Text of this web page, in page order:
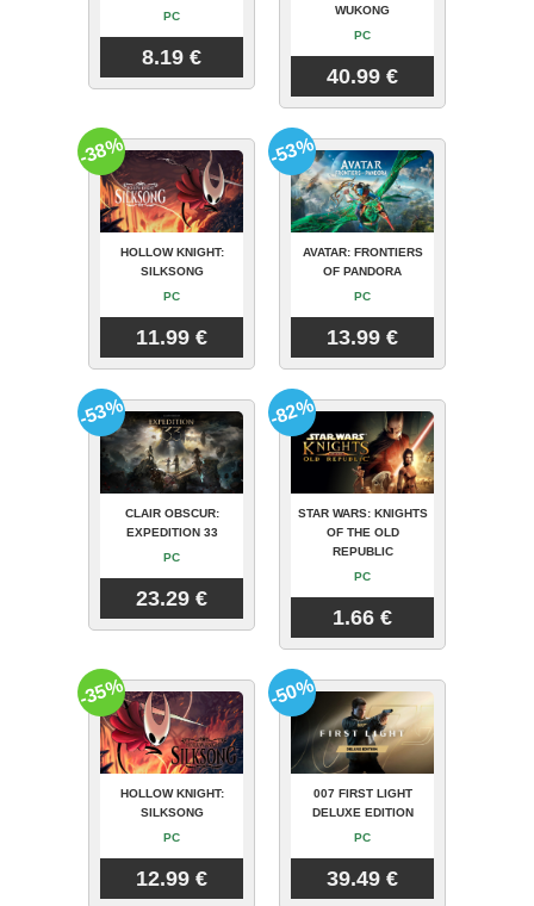
PC
8.19 €
WUKONG
PC
40.99 €
HOLLOW KNIGHT:
SILKSONG
PC
11.99 €
-38%
AVATAR: FRONTIERS
OF PANDORA
PC
13.99 €
-53%
CLAIR OBSCUR:
EXPEDITION 33
PC
23.29 €
-53%
STAR WARS: KNIGHTS
OF THE OLD
REPUBLIC
PC
1.66 €
-82%
HOLLOW KNIGHT:
SILKSONG
PC
12.99 €
-35%
007 FIRST LIGHT
DELUXE EDITION
PC
39.49 €
-50%